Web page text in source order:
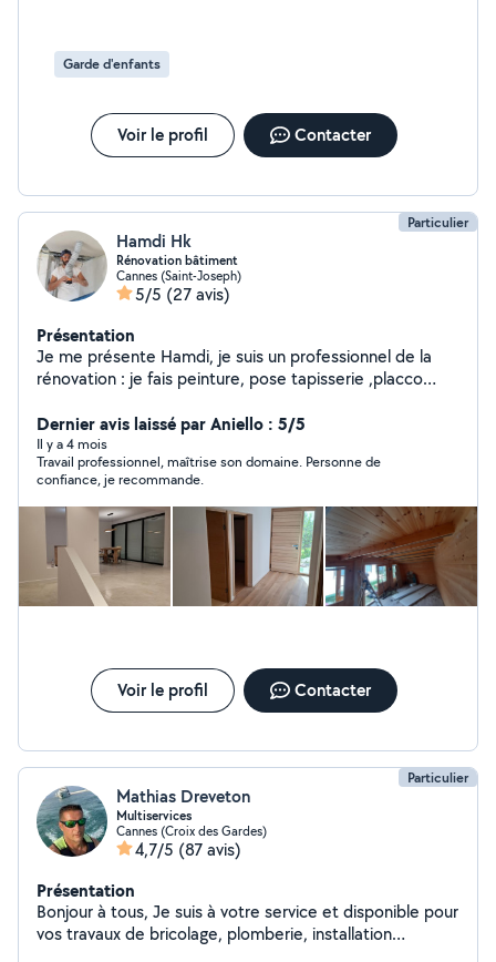
Garde d'enfants
Voir le profil Contacter
Particulier
Hamdi Hk
Rénovation bâtiment
Cannes (Saint-Joseph)
5/5 (27 avis)
Présentation
Je me présente Hamdi, je suis un professionnel de la
rénovation : je fais peinture, pose tapisserie ,placco
qualité d'après mes clients est que je travaille
proprement, belles finitions. Selon vos besoin je donne
de bonnes idées pour vos aménagements. Contactez-
moi dans un premier temps déjà pour discuter
ensemble de votre projet.
Dernier avis laissé par Aniello : 5/5
Il y a 4 mois
Travail professionnel, maîtrise son domaine. Personne de
confiance, je recommande.
Voir le profil Contacter
Particulier
Mathias Dreveton
Multiservices
Cannes (Croix des Gardes)
4,7/5 (87 avis)
Présentation
Bonjour à tous, Je suis à votre service et disponible pour
vos travaux de bricolage, plomberie, installation